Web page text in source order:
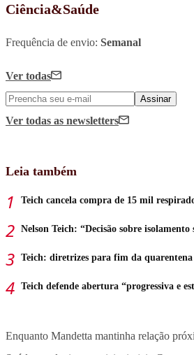
Ciência&Saúde
Frequência de envio: Semanal
Ver todas
Assinar
Ver todas as newsletters
Leia também
Teich cancela compra de 15 mil
Nelson Teich: “Decisão sobre
Teich: diretrizes para fim da quarentena
Teich defende abertura “progressiva e
Enquanto Mandetta mantinha relação